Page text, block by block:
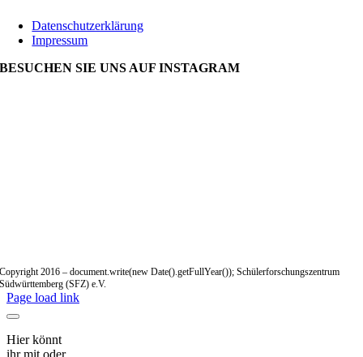
Datenschutzerklärung
Impressum
BESUCHEN SIE UNS AUF INSTAGRAM
Copyright 2016 – document.write(new Date().getFullYear()); Schülerforschungszentrum
Südwürttemberg (SFZ) e.V.
Page load link
Hier könnt
ihr mit oder